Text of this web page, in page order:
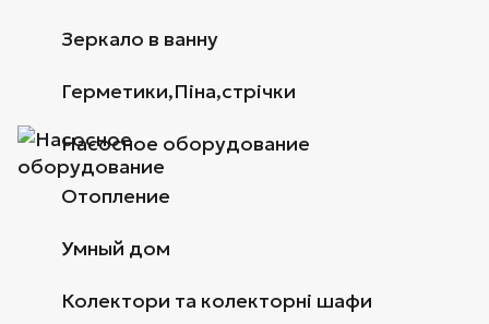
Зеркало в ванну
Герметики,Піна,стрічки
Насосное оборудование
Отопление
Умный дом
Колектори та колекторні шафи